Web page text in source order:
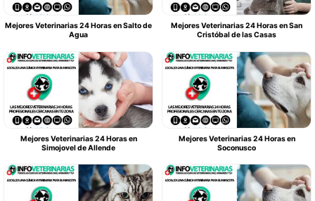
Mejores Veterinarias 24 Horas en Salto de
Agua
Mejores Veterinarias 24 Horas en San
Cristóbal de las Casas
Mejores Veterinarias 24 Horas en
Simojovel de Allende
Mejores Veterinarias 24 Horas en
Soconusco